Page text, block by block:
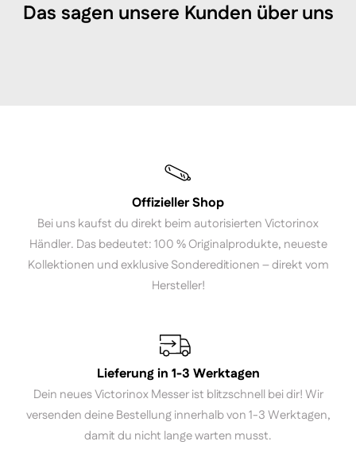
Das sagen unsere Kunden über uns
Offizieller Shop
Bei uns kaufst du direkt beim autorisierten Victorinox
Händler. Das bedeutet: 100 % Originalprodukte, neueste
Kollektionen und exklusive Sondereditionen – direkt vom
Hersteller!
Lieferung in 1-3 Werktagen
Dein neues Victorinox Messer ist blitzschnell bei dir! Wir
versenden deine Bestellung innerhalb von 1-3 Werktagen,
damit du nicht lange warten musst.